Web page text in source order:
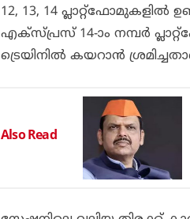
12, 13, 14 പ്ലാറ്റ്ഫോമുകളില്‍
എക്സ്പ്രസ് 14-ാം നമ്പര്‍
ട്രെയിനില്‍ കയറാന്‍
Also Read